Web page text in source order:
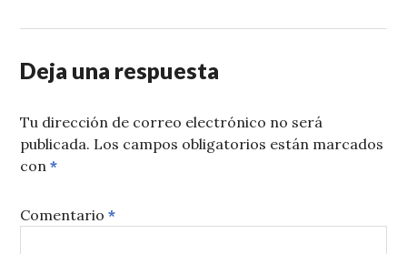
Deja una respuesta
Tu dirección de correo electrónico no será
publicada. Los campos obligatorios están marcados
con*
Comentario*